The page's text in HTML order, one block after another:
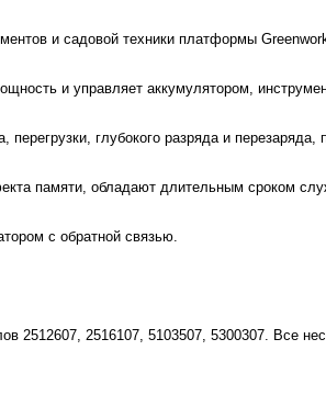
и садовой техники платформы
и управляет аккумулятором,
глубокого разряда и
памяти, обладают длительным сроком
с обратной связью.
2512607, 2516107, 5103507, 5300307. Все